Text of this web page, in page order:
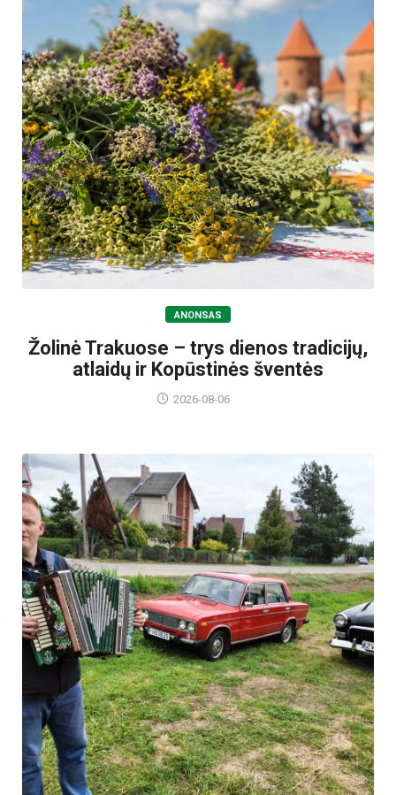
ANONSAS
Žolinė Trakuose – trys dienos tradicijų,
atlaidų ir Kopūstinės šventės
2026-08-06